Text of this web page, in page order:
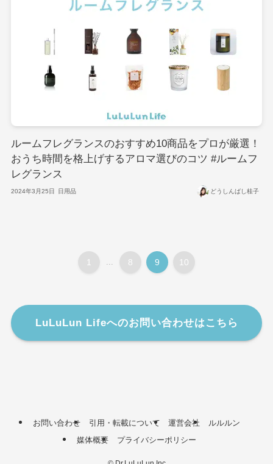
ルームフレグランスのおすすめ10商品をプロが厳選！
おうち時間を格上げするアロマ選びのコツ #ルームフ
レグランス
2024年3月25日 日用品 どうしんばし桂子
1 8 9 10
LuLuLun Lifeへのお問い合わせはこちら
お問い合わせ 引用・転載について 運営会社
ルルルン
媒体概要
プライバシーポリシー